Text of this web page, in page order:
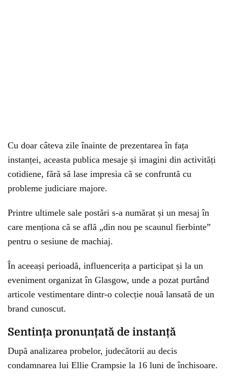
Cu doar câteva zile înainte de prezentarea în fața
instanței, aceasta publica mesaje și imagini din activități
cotidiene, fără să lase impresia că se confruntă cu
probleme judiciare majore.
Printre ultimele sale postări s-a numărat și un mesaj în
care menționa că se află „din nou pe scaunul fierbinte”
pentru o sesiune de machiaj.
În aceeași perioadă, influencerița a participat și la un
eveniment organizat în Glasgow, unde a pozat purtând
articole vestimentare dintr-o colecție nouă lansată de un
brand cunoscut.
Sentința pronunțată de instanță
După analizarea probelor, judecătorii au decis
condamnarea lui Ellie Crampsie la 16 luni de închisoare.